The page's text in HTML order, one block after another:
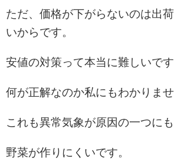
ただ、価格が下がらないのは出
いからです。
安値の対策って本当に難しいです
何が正解なのか私にもわかりませ
これも異常気象が原因の一つにも
野菜が作りにくいです。